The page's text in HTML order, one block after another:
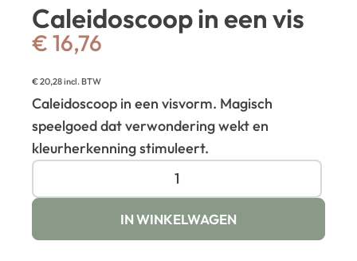
Caleidoscoop in een vis
€ 16,76
€20,28incl. BTW
Caleidoscoop in een visvorm. Magisch
speelgoed dat verwondering wekt en
kleurherkenning stimuleert.
IN WINKELWAGEN